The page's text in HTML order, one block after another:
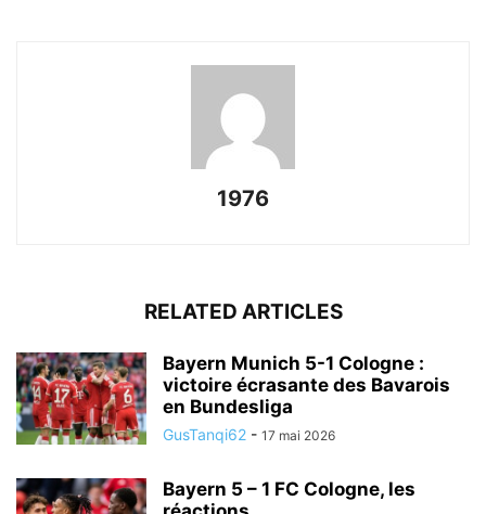
1976
RELATED ARTICLES
Bayern Munich 5-1 Cologne :
victoire écrasante des Bavarois
en Bundesliga
GusTanqi62 - 17 mai 2026
Bayern 5 – 1 FC Cologne, les